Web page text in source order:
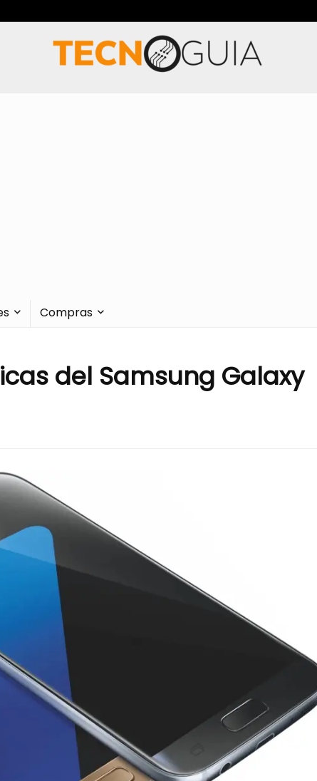
Compras
del Samsung Galaxy